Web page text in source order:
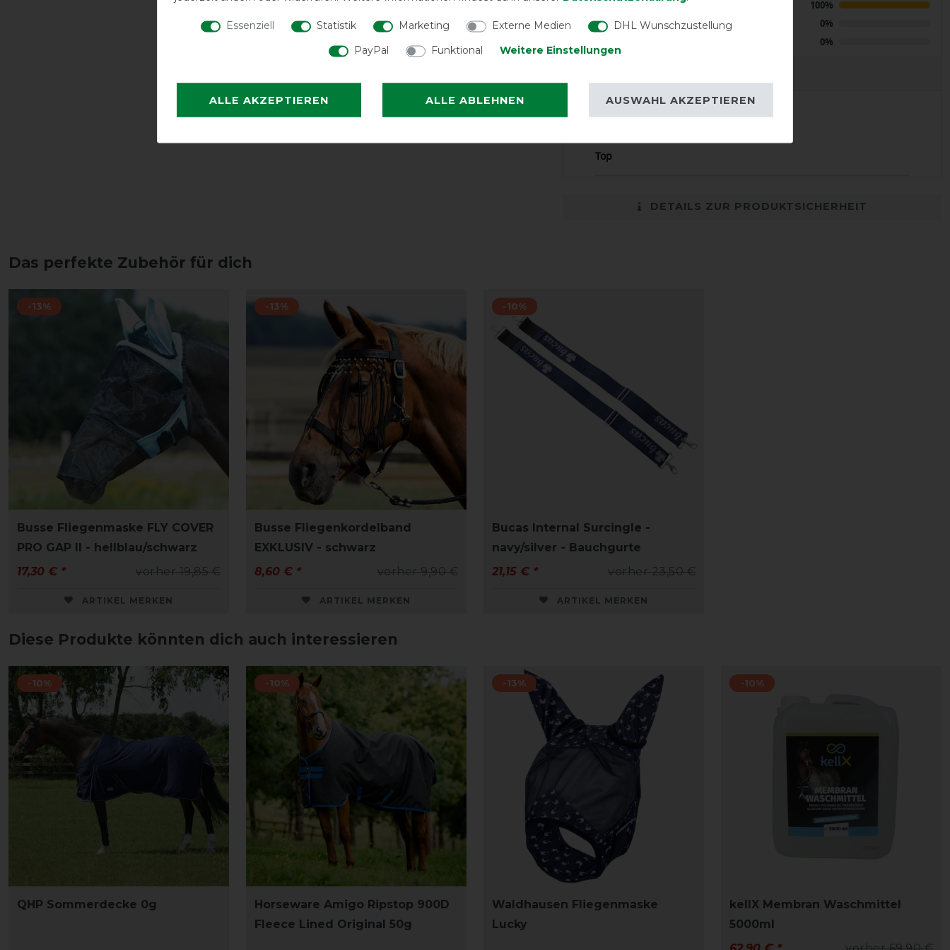
100%
Neutral
0%
0%
Top
DETAILS ZUR PRODUKTSICHERHEIT
Das perfekte Zubehör für dich
-13%
Busse Fliegenmaske FLY COVER
PRO GAP II - hellblau/schwarz
vorher 19,85 €
17,30 € *
ARTIKEL MERKEN
-13%
Busse Fliegenkordelband
EXKLUSIV - schwarz
vorher 9,90 €
8,60 € *
ARTIKEL MERKEN
-10%
Bucas Internal Surcingle -
navy/silver - Bauchgurte
vorher 23,50 €
21,15 € *
ARTIKEL MERKEN
Diese Produkte könnten dich auch interessieren
-10%
QHP Sommerdecke 0g
-10%
Horseware Amigo Ripstop 900D
Fleece Lined Original 50g
-13%
Waldhausen Fliegenmaske
Lucky
-10%
kellX Membran Waschmittel
5000ml
Essenziell Statistik Marketing Externe Medien
DHL Wunschzustellung
PayPal
Funktional Weitere Einstellungen
ALLE AKZEPTIEREN ALLE ABLEHNEN AUSWAHL AKZEPTIEREN